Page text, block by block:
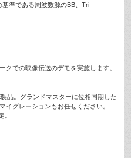
準である周波数源のBB、Tri-
クでの映像伝送のデモを実施します。
品。グランドマスターに位相同期した
イグレーションもお任せください。
。